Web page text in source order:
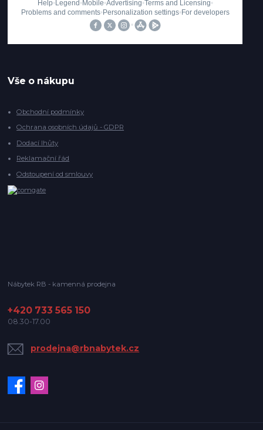
Vše o nákupu
Obchodní podmínky
Ochrana osobních údajů - GDPR
Dodací lhůty
Reklamační řád
Odstoupení od smlouvy
Nábytek RB - kamenná prodejna
+420 733 565 150
08.30-17.00
prodejna@rbnabytek.cz